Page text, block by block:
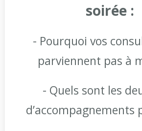
soirée :
- Pourquoi vos
parviennent pas à
- Quels sont les
d’accompagnements